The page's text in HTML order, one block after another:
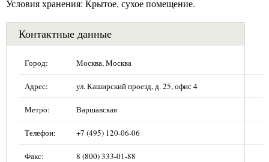
Условия хранения: Крытое, сухое помещение.
Контактные данные
Город: Москва, Москва
Адрес: ул. Каширский проезд, д. 25, офис 4
Метро: Варшавская
Телефон: +7 (495) 120-06-06
Факс: 8 (800) 333-01-88